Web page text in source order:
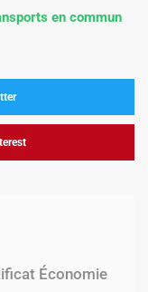
en commun
Économie